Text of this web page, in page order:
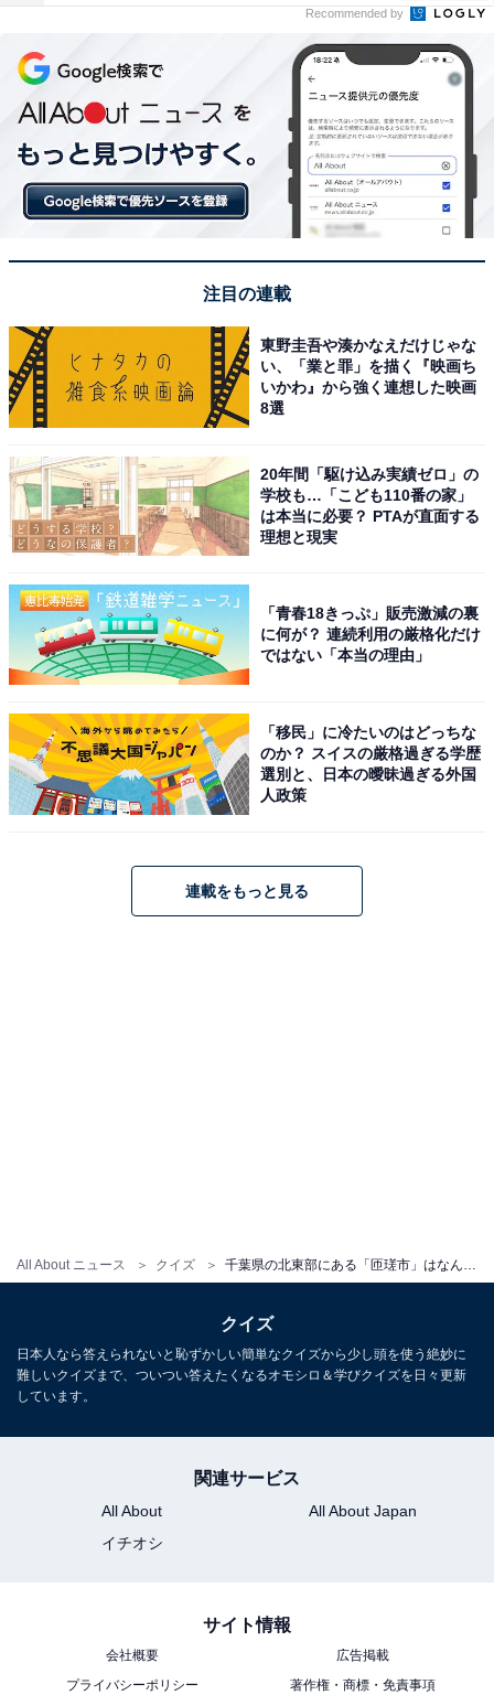
All About ニュース クイズ
・
ヒントなしで分かるかな？ 千代田区の地名「神田美土代
社会人なら分かるはず!? 日本橋にあるオフィス街「馬喰
町」はなんて読む？【難読地名クイズ】
渋谷の高級住宅街「松濤」はなんて読む？ 最初の漢字を
Recommended by
注目の連載
東野圭吾や湊かなえだけじゃな
い、「業と罪」を描く『映画ち
いかわ』から強く連想した映画
8選
20年間「駆け込み実績ゼロ」の
学校も…「こども110番の家」
は本当に必要？ PTAが直面する
理想と現実
「青春18きっぷ」販売激減の裏
に何が？ 連続利用の厳格化だけ
ではない「本当の理由」
「移民」に冷たいのはどっちな
のか？ スイスの厳格過ぎる学歴
選別と、日本の曖昧過ぎる外国
人政策
連載をもっと見る
クイズ
日本人なら答えられないと恥ずかしい簡単なクイズから少し頭を使う絶妙に
難しいクイズまで、ついつい答えたくなるオモシロ＆学びクイズを日々更新
しています。
関連サービス
All About
All About Japan
イチオシ
サイト情報
会社概要
広告掲載
プライバシーポリシー
著作権・商標・免責事項